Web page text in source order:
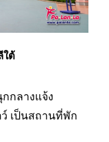
ใต้
กกลางแจ้ง
เป็นสถานที่พัก